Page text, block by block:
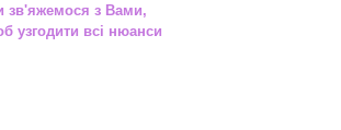
зв'яжемося з Вами,
узгодити всі нюанси